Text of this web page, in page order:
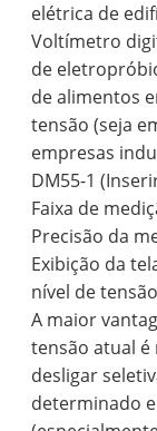
elétrica de
Voltímetro
de
de alimentos
tensão (seja
empresas
DM55-1
Faixa de
Precisão da
Exibição da
nível de
A maior
tensão atual
desligar
determinado